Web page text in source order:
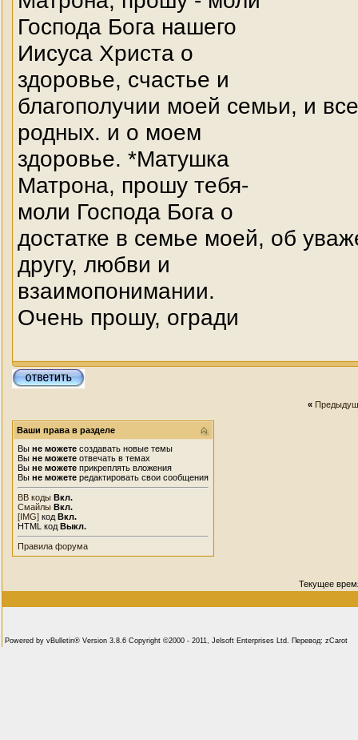
Господа Бога нашего
Иисуса Христа о
здоровье, счастье и
благополучии моей семьи, и
родных. и о моем
здоровье. *Матушка
Матрона, прошу тебя-
моли Господа Бога о
достатке в семье моей, об
другу, любви и
взаимопонимании.
Очень прошу, огради
«
Ваши права в разделе
Вы не можете создавать новые темы
Вы не можете отвечать в темах
Вы не можете прикреплять вложения
Вы не можете редактировать свои сообщения
BB коды Вкл.
Смайлы Вкл.
[IMG] код Вкл.
HTML код Выкл.
Правила форума
Текущее
Powered by vBulletin® Version 3.8.6 Copyright ©2000 - 2011, Jelsoft Enterprises Ltd. Перевод: zCarot